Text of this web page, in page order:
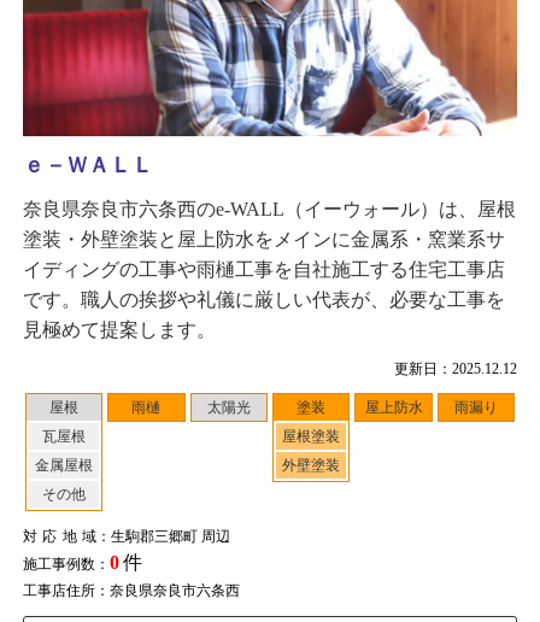
更新日：2025.12.12
屋根
瓦屋根
金属屋根
その他
雨樋 太陽光
塗装
屋根塗装
外壁塗装
屋上防水 雨漏り
対応地域：生駒郡三郷町 周辺
施工事例数： 0件
工事店住所：奈良県奈良市六条西
ｅ－ＷＡＬＬ
奈良県奈良市六条西のe-WALL（イーウォール）は、屋根
塗装・外壁塗装と屋上防水をメインに金属系・窯業系サ
イディングの工事や雨樋工事を自社施工する住宅工事店
です。職人の挨拶や礼儀に厳しい代表が、必要な工事を
見極めて提案します。